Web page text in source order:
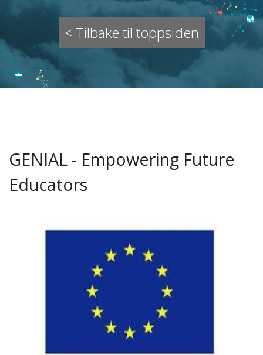
< Tilbake til toppsiden
GENIAL - Empowering Future
Educators